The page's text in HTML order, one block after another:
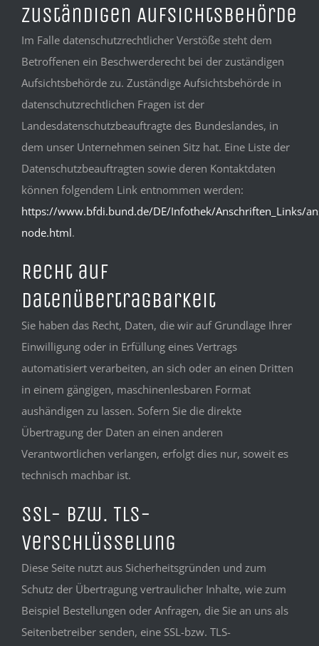
zuständigen Aufsichtsbehörde
Im Falle datenschutzrechtlicher Verstöße steht dem
Betroffenen ein Beschwerderecht bei der zuständigen
Aufsichtsbehörde zu. Zuständige Aufsichtsbehörde in
datenschutzrechtlichen Fragen ist der
Landesdatenschutzbeauftragte des Bundeslandes, in
dem unser Unternehmen seinen Sitz hat. Eine Liste der
Datenschutzbeauftragten sowie deren Kontaktdaten
können folgendem Link entnommen werden:
https://www.bfdi.bund.de/DE/Infothek/Anschriften_Links/
node.html.
Recht auf
Datenübertragbarkeit
Sie haben das Recht, Daten, die wir auf Grundlage Ihrer
Einwilligung oder in Erfüllung eines Vertrags
automatisiert verarbeiten, an sich oder an einen Dritten
in einem gängigen, maschinenlesbaren Format
aushändigen zu lassen. Sofern Sie die direkte
Übertragung der Daten an einen anderen
Verantwortlichen verlangen, erfolgt dies nur, soweit es
technisch machbar ist.
SSL- bzw. TLS-
Verschlüsselung
Diese Seite nutzt aus Sicherheitsgründen und zum
Schutz der Übertragung vertraulicher Inhalte, wie zum
Beispiel Bestellungen oder Anfragen, die Sie an uns als
Seitenbetreiber senden, eine SSL-bzw. TLS-